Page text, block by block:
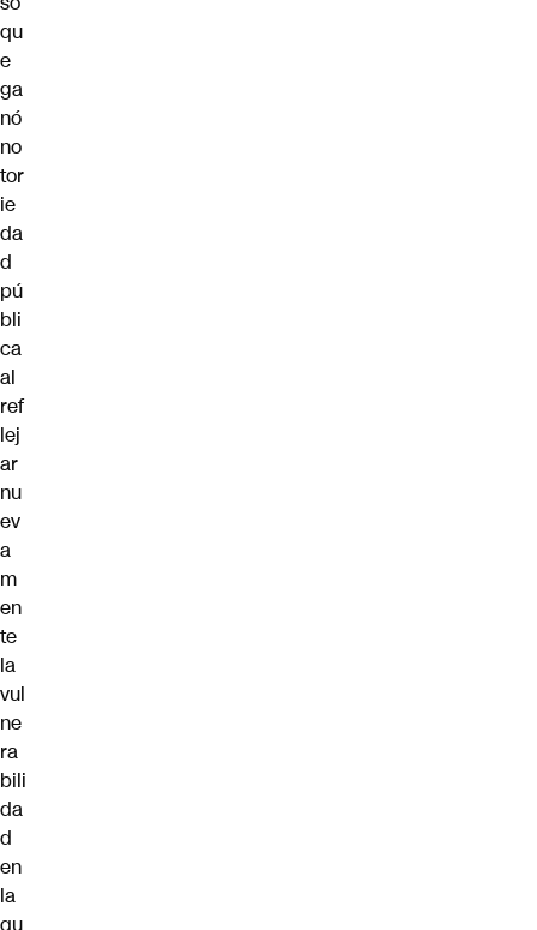
qu
e
ga
nó
no
tor
ie
da
d
pú
bli
ca
al
ref
lej
ar
nu
ev
a
m
en
te
la
vul
ne
ra
bili
da
d
en
la
qu